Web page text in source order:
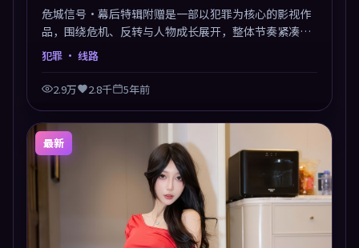
危城信号·幕后特辑附赠是一部以犯罪为核心的影视作
品，围绕危机、反转与人物成长展开，整体节奏紧凑，
值得推荐观看。
犯罪 · 线路
2.9万 2.8千 5年前
最新